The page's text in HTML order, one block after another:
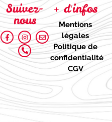
Suivez-
nous
+ d'infos
Mentions
légales
Politique de
confidentialité
CGV